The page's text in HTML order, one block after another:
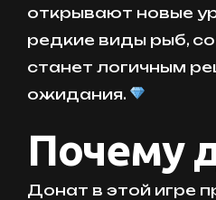
открывают новые
редкие виды рыб,
станет логичным
ожидания.
Почему
Донат в этой игре